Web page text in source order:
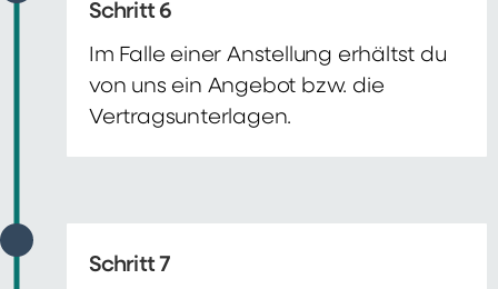
Schritt 6
Im Falle einer Anstellung erhältst du
von uns ein Angebot bzw. die
Vertragsunterlagen.
Schritt 7